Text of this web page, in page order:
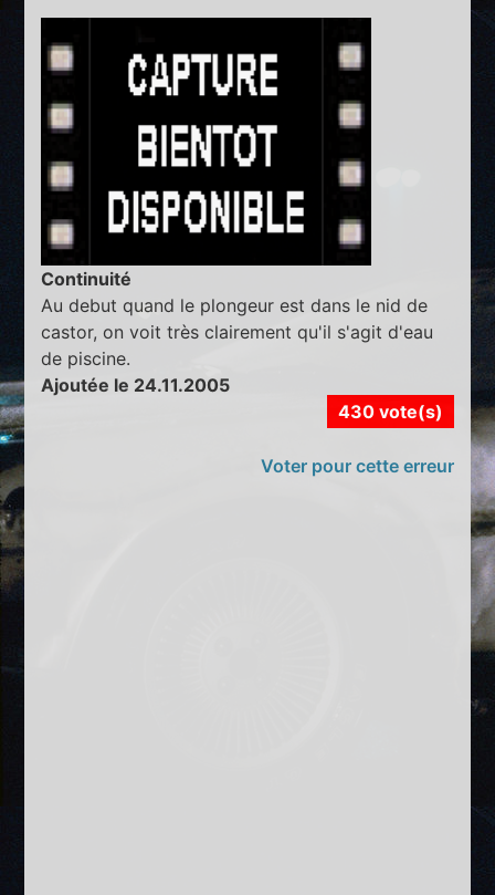
Continuité
Au debut quand le plongeur est dans le nid de
castor, on voit très clairement qu'il s'agit d'eau
de piscine.
Ajoutée le 24.11.2005
430 vote(s)
Voter pour cette erreur